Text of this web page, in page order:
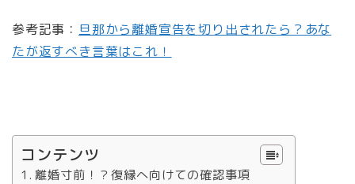
参考記事： 旦那から離婚宣告を切り出されたら？あな
たが返すべき言葉はこれ！
コンテンツ
離婚寸前！？復縁へ向けての確認事項